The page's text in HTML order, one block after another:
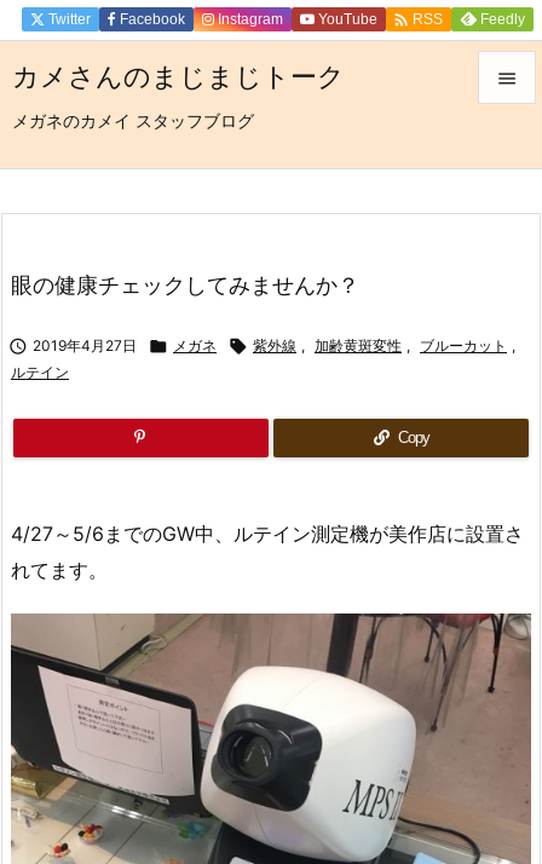
カメさんのまじまじトーク
メガネのカメイ スタッフブログ

サイド
次へ
Twitter Facebook Instagram YouTube  RSS Feedly
眼の健康チェックしてみませんか？
 2019年4月27日  メガネ  紫外線 , 加齢黄斑変性 , ブルーカット ,
ルテイン
Copy
4/27～5/6までのGW中、ルテイン測定機が美作店に設置さ
れてます。